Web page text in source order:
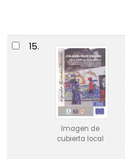
15.
Imagen de
cubierta local